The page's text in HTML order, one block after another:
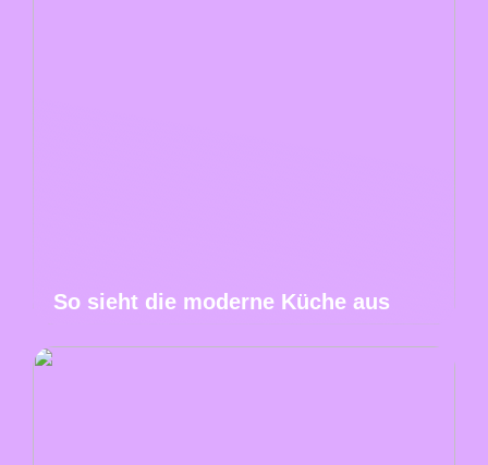
So sieht die moderne Küche aus